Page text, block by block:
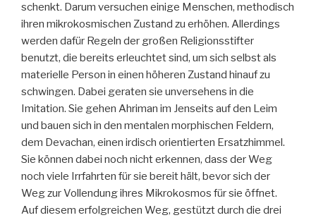
schenkt. Darum versuchen einige Menschen, methodisch
ihren mikrokosmischen Zustand zu erhöhen. Allerdings
werden dafür Regeln der großen Religionsstifter
benutzt, die bereits erleuchtet sind, um sich selbst als
materielle Person in einen höheren Zustand hinauf zu
schwingen. Dabei geraten sie unversehens in die
Imitation. Sie gehen Ahriman im Jenseits auf den Leim
und bauen sich in den mentalen morphischen Feldern,
dem Devachan, einen irdisch orientierten Ersatzhimmel.
Sie können dabei noch nicht erkennen, dass der Weg
noch viele Irrfahrten für sie bereit hält, bevor sich der
Weg zur Vollendung ihres Mikrokosmos für sie öffnet.
Auf diesem erfolgreichen Weg, gestützt durch die drei